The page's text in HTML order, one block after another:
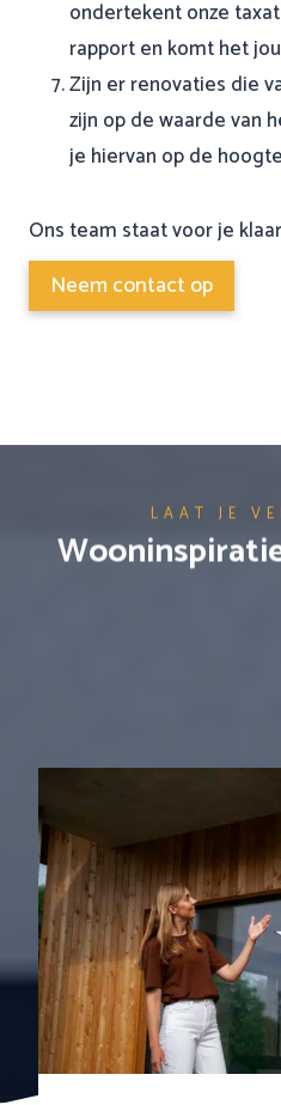
ondertekent onze
rapport en komt het
Zijn er renovaties die
zijn op de waarde van
je hiervan op de
Ons team staat voor je
Neem contact op
LAAT JE